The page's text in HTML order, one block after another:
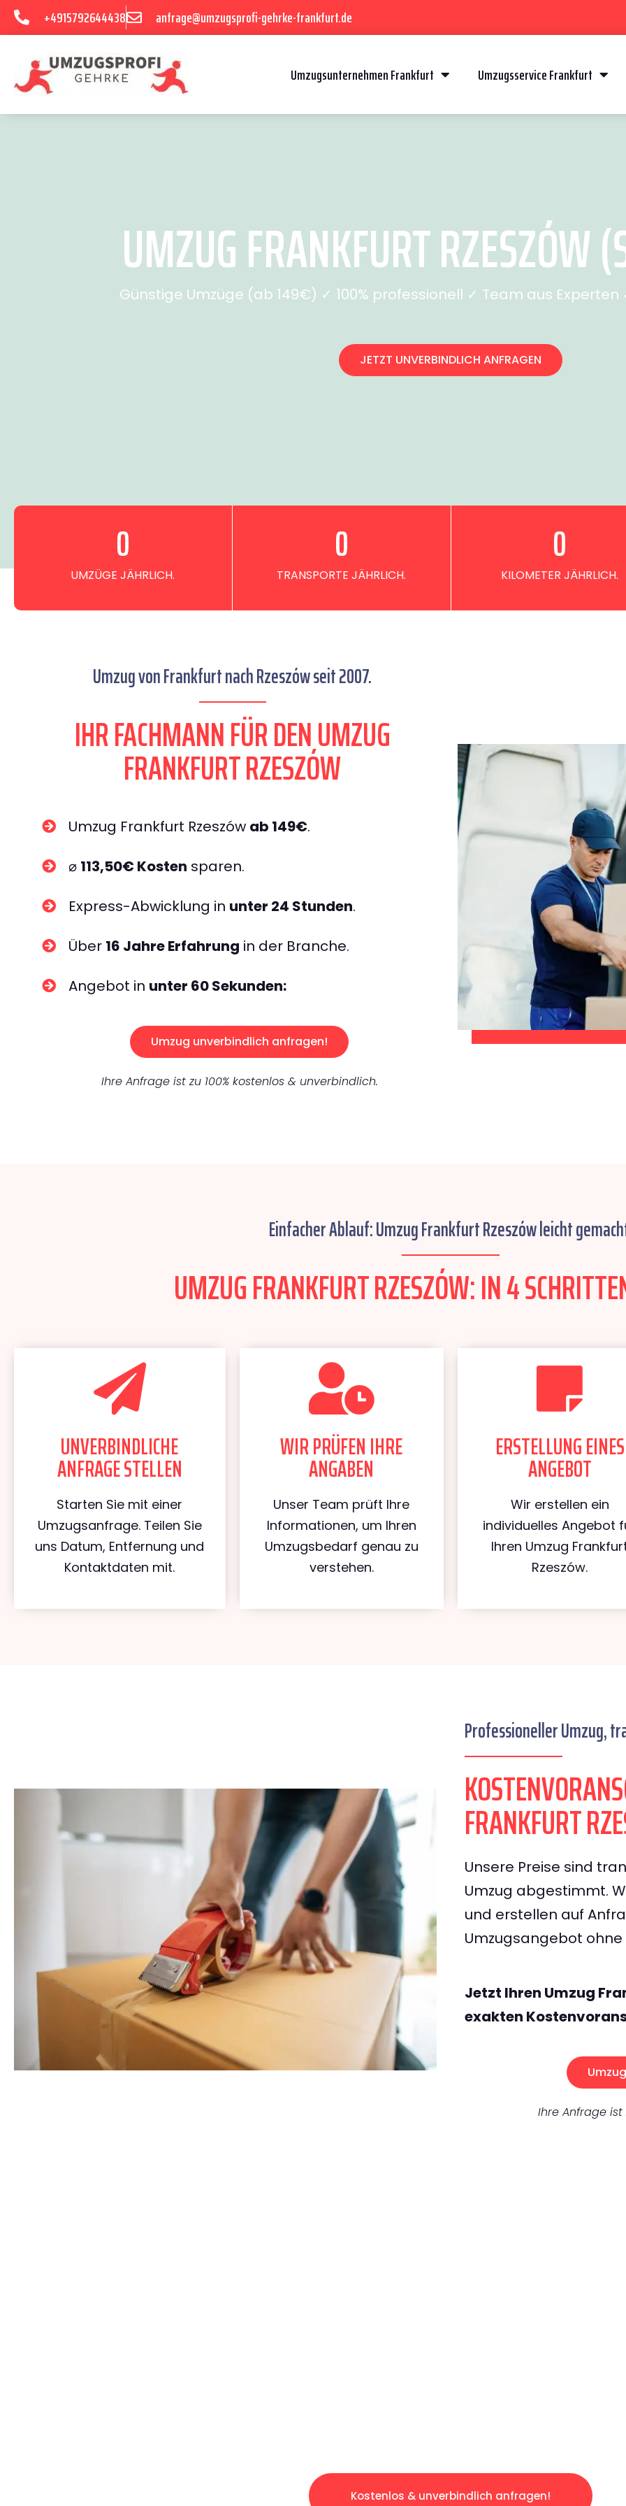
+4915792644438 anfrage@umzugsprofi-gehrke-frankfurt.de
Umzugsunternehmen Frankfurt Umzugsservice Frankfurt
UMZUG FRANKFURT RZESZÓW
Günstige Umzüge (ab 149€) ✓ 100% professionell ✓ Team aus
JETZT UNVERBINDLICH ANFRAGEN
UMZÜGE JÄHRLICH.
0
TRANSPORTE JÄHRLICH.
0
KILOMETER JÄHRLICH.
0
Umzug von Frankfurt nach Rzeszów seit 2007.
IHR FACHMANN FÜR DEN UMZUG
FRANKFURT RZESZÓW
Umzug Frankfurt Rzeszów ab 149€.
⌀ 113,50€ Kosten sparen.
Express-Abwicklung in unter 24 Stunden.
Über 16 Jahre Erfahrung in der Branche.
Angebot in unter 60 Sekunden:
Umzug unverbindlich anfragen!
Ihre Anfrage ist zu 100% kostenlos & unverbindlich.
Einfacher Ablauf: Umzug Frankfurt Rzeszów leicht
UMZUG FRANKFURT RZESZÓW: IN 4
UNVERBINDLICHE
ANFRAGE STELLEN
Starten Sie mit einer
Umzugsanfrage. Teilen Sie
uns Datum, Entfernung und
Kontaktdaten mit.
WIR PRÜFEN IHRE
ANGABEN
Unser Team prüft Ihre
Informationen, um Ihren
Umzugsbedarf genau zu
verstehen.
ERSTELLUNG EINES
ANGEBOT
Wir erstellen ein
individuelles Angebot
Ihren Umzug
Rzeszów.
Professioneller Umzug,
FRANKFURT
Unsere Preise sind
Umzug abgestimmt.
und erstellen auf
Umzugsangebot
Jetzt Ihren Umzug
exakten
Ihre Anfrage ist
Kostenlos & unverbindlich anfragen!